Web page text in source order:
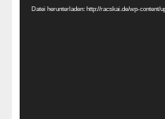
Datei herunterladen: http://racskai.de/wp-content/